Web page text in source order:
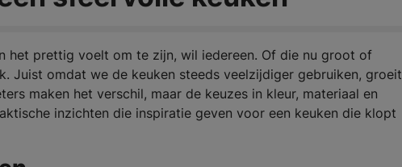
het prettig voelt om te zijn, wil iedereen. Of die nu groot of
Juist omdat we de keuken steeds veelzijdiger gebruiken, groeit
maken het verschil, maar de keuzes in kleur, materiaal en
inzichten die inspiratie geven voor een keuken die klopt